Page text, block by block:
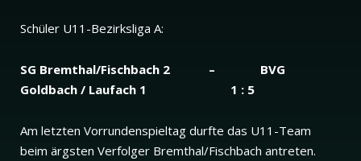
Schüler U11-Bezirksliga A:
SG Bremthal/Fischbach 2 – BVG
Goldbach / Laufach 1 1 : 5
Am letzten Vorrundenspieltag durfte das U11-Team
beim ärgsten Verfolger Bremthal/Fischbach antreten.